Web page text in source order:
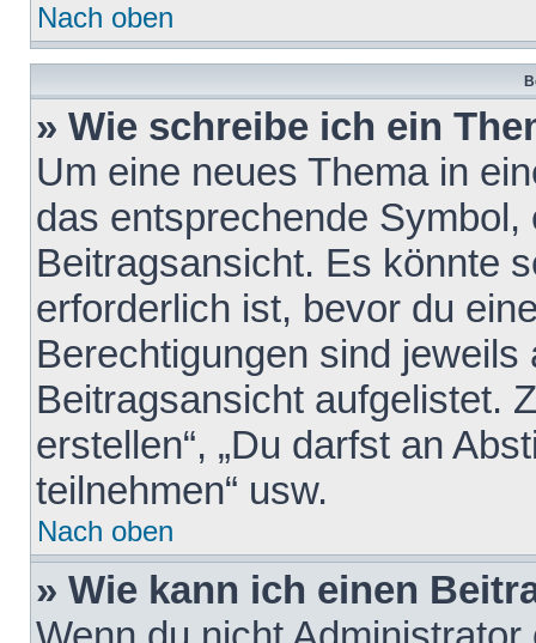
Nach oben
» Wie schreibe ich ein
Um eine neues Thema in
das entsprechende
Beitragsansicht. Es könnte
erforderlich ist, bevor du
Berechtigungen sind
Beitragsansicht aufgelistet.
erstellen“, „Du darfst an
teilnehmen“ usw.
Nach oben
» Wie kann ich einen